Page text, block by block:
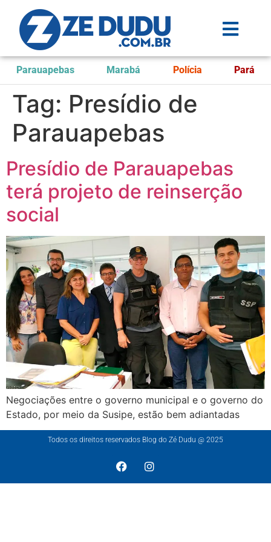
Parauapebas Marabá Polícia Pará
Tag: Presídio de
Parauapebas
Presídio de Parauapebas
terá projeto de reinserção
social
Negociações entre o governo municipal e o governo do
Estado, por meio da Susipe, estão bem adiantadas
Todos os direitos reservados Blog do Zé Dudu @ 2025